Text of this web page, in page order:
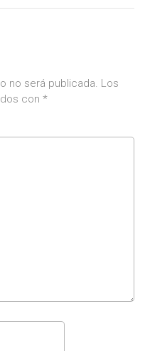
no será publicada. Los
con *